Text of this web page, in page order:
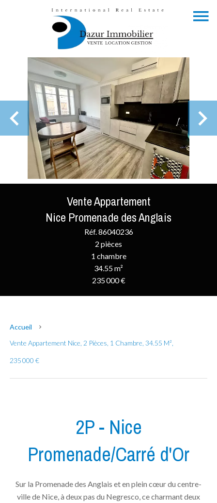
Vente Appartement
Nice Promenade des Anglais
Réf. 86040236
2 pièces
1 chambre
34.55 m²
235 000 €
Accueil
Vente Appartement Nice, 2 Pièces, 1 Chambre, 34.55 M²,
235 000 €
2P - Nice
Promenade/Carré d'Or
Sur la Promenade des Anglais et en plein cœur du centre-
ville de Nice, à deux pas du Negresco, ce charmant deux